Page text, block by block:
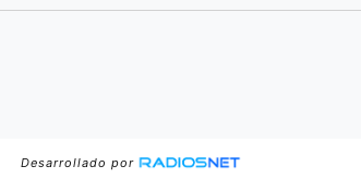
Desarrollado por